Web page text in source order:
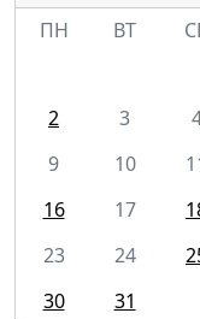
ПН
ВТ
2
3
9
10
16
17
23
24
30
31